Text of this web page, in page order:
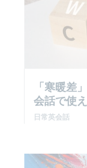
「寒暖差
会話で使
日常英会話